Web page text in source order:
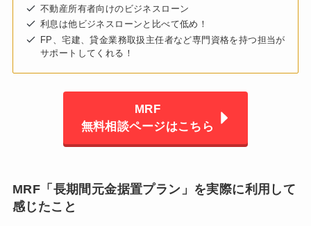
不動産所有者向けのビジネスローン
利息は他ビジネスローンと比べて低め！
FP、宅建、貸金業務取扱主任者など専門資格を持つ担当が
サポートしてくれる！
MRF
無料相談ページはこちら
MRF「長期間元金据置プラン」を実際に利用して
感じたこと